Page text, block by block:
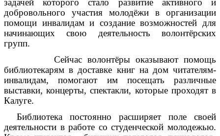
задачей которого стало развитие активного и
добровольного участия молодёжи в организации
помощи инвалидам и создание возможностей для
начинающих свою деятельность волонтёрских
групп.
Сейчас волонтёры оказывают помощь
библиотекарям в доставке книг на дом читателям-
инвалидам, помогают им посещать различные
выставки, концерты, спектакли, которые проходят в
Калуге.
Библиотека постоянно расширяет поле своей
деятельности в работе со студенческой молодежью.